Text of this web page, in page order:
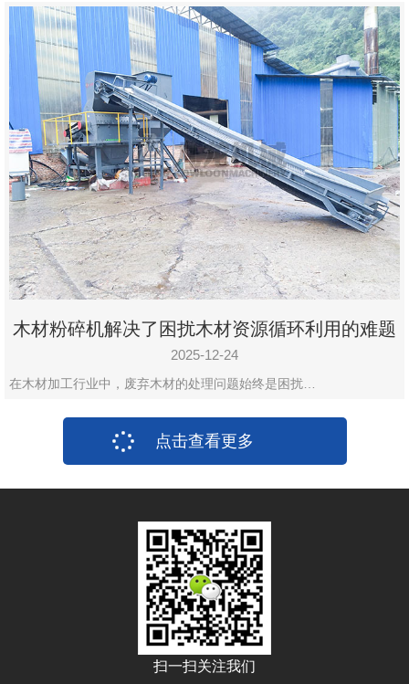
木材粉碎机解决了困扰木材资源循环利用的难题
2025-12-24
在木材加工行业中，废弃木材的处理问题始终是困扰…
点击查看更多
扫一扫关注我们